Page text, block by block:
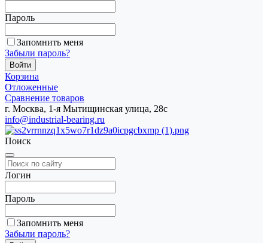
Пароль
Запомнить меня
Забыли пароль?
Корзина
Отложенные
Сравнение товаров
г. Москва, 1-я Мытищинская улица, 28с
info@industrial-bearing.ru
Поиск
Логин
Пароль
Запомнить меня
Забыли пароль?